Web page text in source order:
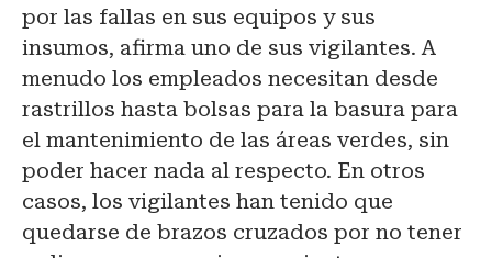
por las fallas en sus equipos y sus
insumos, afirma uno de sus vigilantes. A
menudo los empleados necesitan desde
rastrillos hasta bolsas para la basura para
el mantenimiento de las áreas verdes, sin
poder hacer nada al respecto. En otros
casos, los vigilantes han tenido que
quedarse de brazos cruzados por no tener